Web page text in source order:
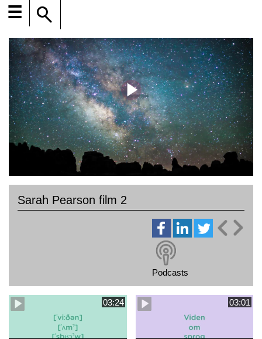
☰
Sarah Pearson film 2
Podcasts
03:24 03:01